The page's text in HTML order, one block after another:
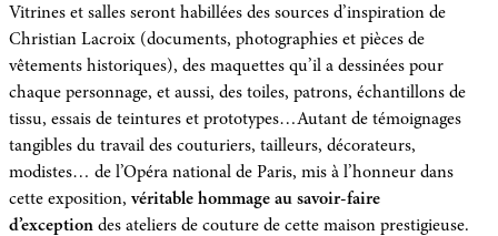
Vitrines et salles seront habillées des sources d’inspiration de
Christian Lacroix (documents, photographies et pièces de
vêtements historiques), des maquettes qu’il a dessinées pour
chaque personnage, et aussi, des toiles, patrons, échantillons de
tissu, essais de teintures et prototypes…Autant de témoignages
tangibles du travail des couturiers, tailleurs, décorateurs,
modistes… de l’Opéra national de Paris, mis à l’honneur dans
cette exposition, véritable hommage au savoir-faire
d’exception des ateliers de couture de cette maison prestigieuse.